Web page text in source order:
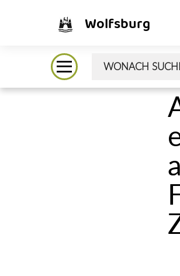
Wolfsburg